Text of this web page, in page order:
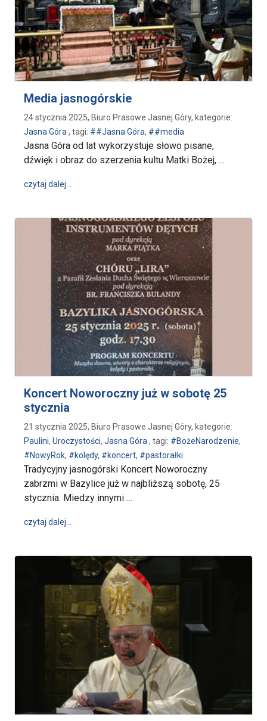
Media jasnogórskie
24 stycznia 2025, Biuro Prasowe Jasnej Góry, kategorie:
Jasna Góra , tagi: ##Jasna Góra, ##media
Jasna Góra od lat wykorzystuje słowo pisane,
dźwięk i obraz do szerzenia kultu Matki Bożej, …
czytaj dalej…
Koncert Noworoczny już w sobotę 25
stycznia
21 stycznia 2025, Biuro Prasowe Jasnej Góry, kategorie:
Paulini, Uroczystości, Jasna Góra, tagi: #BożeNarodzenie,
#NowyRok, #kolędy, #koncert, #pastorałki
Tradycyjny jasnogórski Koncert Noworoczny
zabrzmi w Bazylice już w najbliższą sobotę, 25
stycznia. Miedzy innymi …
czytaj dalej…